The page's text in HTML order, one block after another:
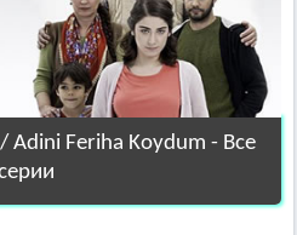
Adini Feriha Koydum - Все